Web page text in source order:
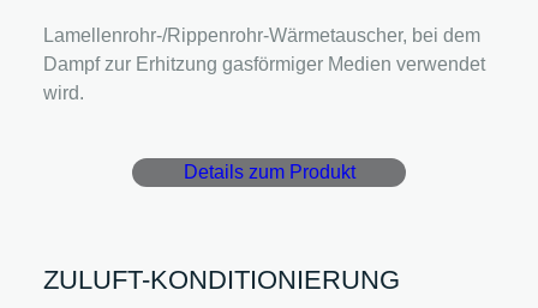
Lamellenrohr-/Rippenrohr-Wärmetauscher, bei dem
Dampf zur Erhitzung gasförmiger Medien verwendet
wird.
Details zum Produkt
ZULUFT-KONDITIONIERUNG